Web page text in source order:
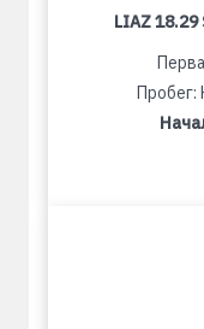
LIAZ 18.29
Пробег: